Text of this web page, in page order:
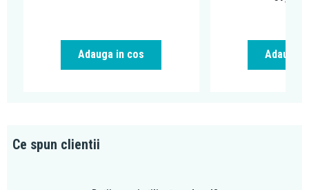
Adauga in cos Adauga
Ce spun clientii